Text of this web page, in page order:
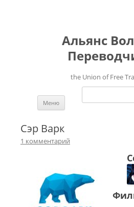
Альянс
the Union of Free
Найти:
Меню
Сэр Варк
1 комментарий